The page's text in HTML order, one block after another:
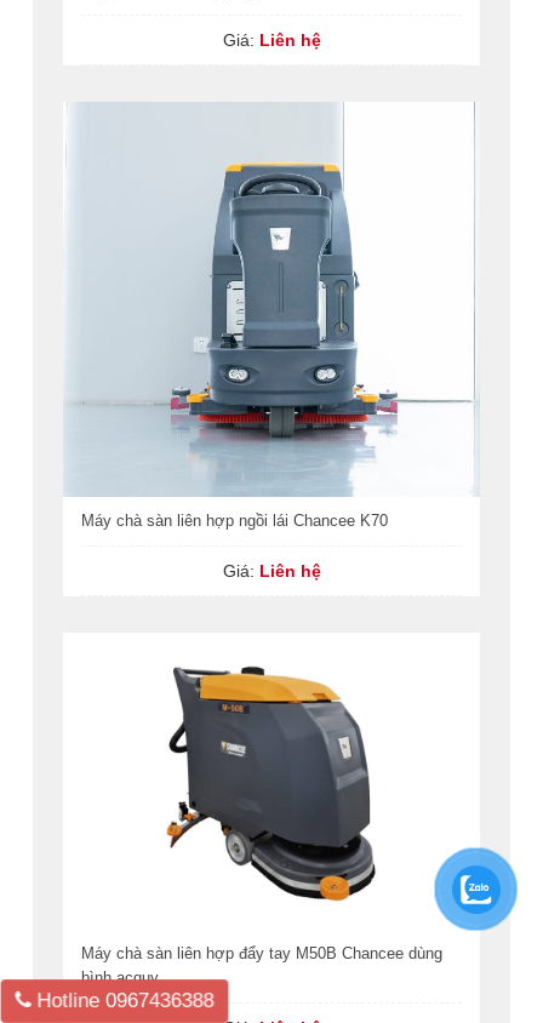
Giá: Liên hệ
Máy chà sàn liên hợp ngồi lái Chancee K70
Giá: Liên hệ
Máy chà sàn liên hợp đẩy tay M50B Chancee dùng
bình acquy
Hotline 0967436388